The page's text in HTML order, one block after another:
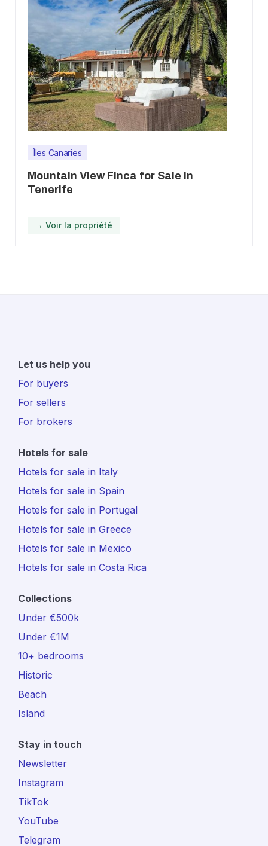
Îles Canaries
Mountain View Finca for Sale in
Tenerife
→ Voir la propriété
Let us help you
For buyers
For sellers
For brokers
Hotels for sale
Hotels for sale in Italy
Hotels for sale in Spain
Hotels for sale in Portugal
Hotels for sale in Greece
Hotels for sale in Mexico
Hotels for sale in Costa Rica
Collections
Under €500k
Under €1M
10+ bedrooms
Historic
Beach
Island
Stay in touch
Newsletter
Instagram
TikTok
YouTube
Telegram